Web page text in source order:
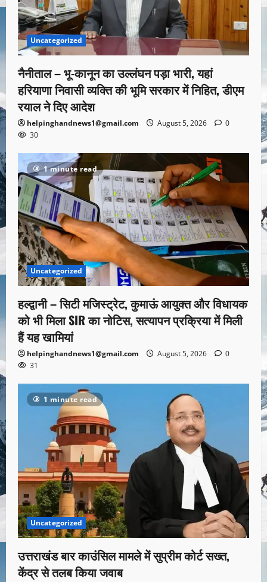
Uncategorized
नैनीताल – भू-कानून का उल्लंघन पड़ा भारी, यहां
हरियाणा निवासी व्यक्ति की भूमि सरकार में निहित, डीएम
रयाल ने दिए आदेश
helpinghandnews1@gmail.com August 5, 2026
0
30
1 minute read
Uncategorized
हल्द्वानी – सिटी मजिस्ट्रेट, कुमाऊं आयुक्त और विधायक
को भी मिला SIR का नोटिस, सत्यापन प्रक्रिया में मिली
हैं यह खामियां
helpinghandnews1@gmail.com August 5, 2026
0
31
1 minute read
Uncategorized
उत्तराखंड बार काउंसिल मामले में सुप्रीम कोर्ट सख्त,
केंद्र से तलब किया जवाब